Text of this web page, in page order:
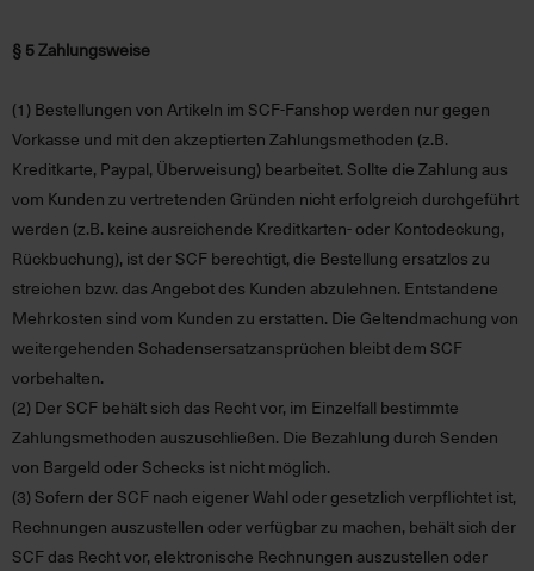
§ 5 Zahlungsweise
(1) Bestellungen von Artikeln im SCF-Fanshop werden nur gegen
Vorkasse und mit den akzeptierten Zahlungsmethoden (z.B.
Kreditkarte, Paypal, Überweisung) bearbeitet. Sollte die Zahlung aus
vom Kunden zu vertretenden Gründen nicht erfolgreich durchgeführt
werden (z.B. keine ausreichende Kreditkarten- oder Kontodeckung,
Rückbuchung), ist der SCF berechtigt, die Bestellung ersatzlos zu
streichen bzw. das Angebot des Kunden abzulehnen. Entstandene
Mehrkosten sind vom Kunden zu erstatten. Die Geltendmachung von
weitergehenden Schadensersatzansprüchen bleibt dem SCF
vorbehalten.
(2) Der SCF behält sich das Recht vor, im Einzelfall bestimmte
Zahlungsmethoden auszuschließen. Die Bezahlung durch Senden
von Bargeld oder Schecks ist nicht möglich.
(3) Sofern der SCF nach eigener Wahl oder gesetzlich verpflichtet ist,
Rechnungen auszustellen oder verfügbar zu machen, behält sich der
SCF das Recht vor, elektronische Rechnungen auszustellen oder